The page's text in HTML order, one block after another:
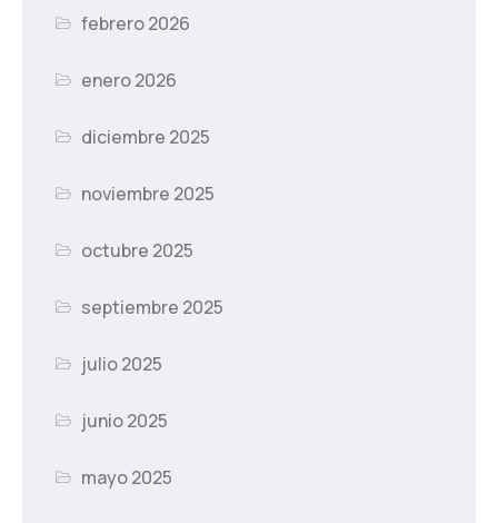
febrero 2026
enero 2026
diciembre 2025
noviembre 2025
octubre 2025
septiembre 2025
julio 2025
junio 2025
mayo 2025